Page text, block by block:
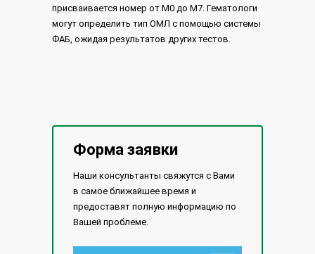
присваивается номер от M0 до M7. Гематологи
могут определить тип ОМЛ с помощью системы
ФАБ, ожидая результатов других тестов.
Форма заявки
Наши консультанты свяжутся с Вами
в самое ближайшее время и
предоставят полную информацию по
Вашей проблеме.